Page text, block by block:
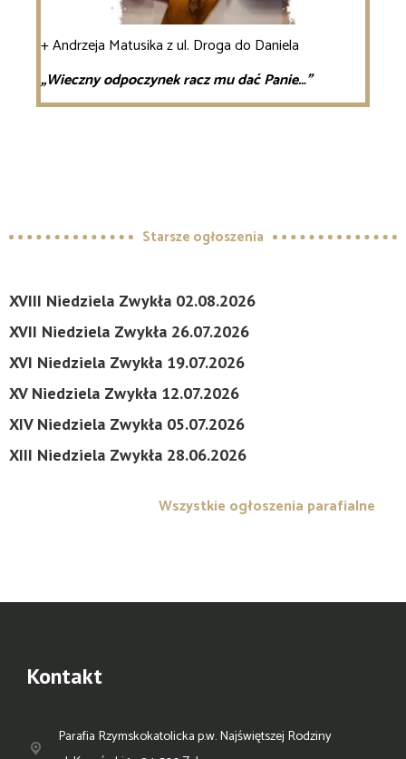
+ Andrzeja Matusika z ul. Droga do Daniela
„Wieczny odpoczynek racz mu dać Panie…”
Starsze ogłoszenia
XVIII Niedziela Zwykła 02.08.2026
XVII Niedziela Zwykła 26.07.2026
XVI Niedziela Zwykła 19.07.2026
XV Niedziela Zwykła 12.07.2026
XIV Niedziela Zwykła 05.07.2026
XIII Niedziela Zwykła 28.06.2026
Wszystkie ogłoszenia parafialne
Kontakt
Parafia Rzymskokatolicka p.w. Najświętszej Rodziny